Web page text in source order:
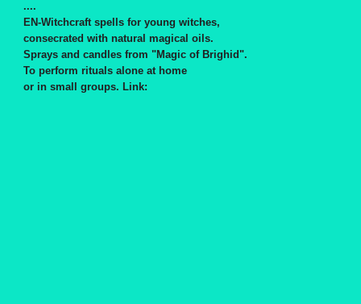
....
EN-Witchcraft spells for young witches,
consecrated with natural magical oils.
Sprays and candles from "Magic of Brighid".
To perform rituals alone at home
or in small groups. Link: